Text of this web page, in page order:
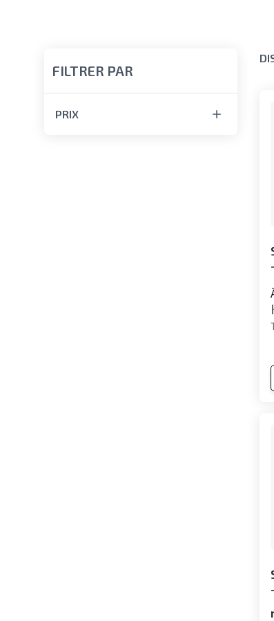
FILTRER PAR
PRIX